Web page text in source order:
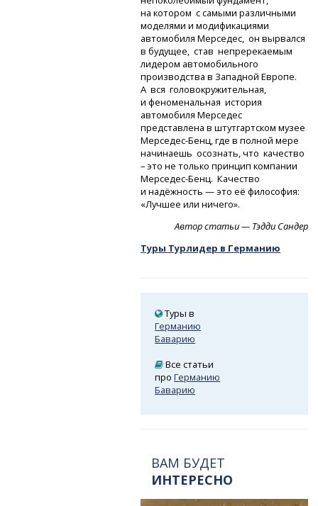
на котором с самыми различными
моделями и модификациями
автомобиля Мерседес, он вырвался
в будущее, став непререкаемым
лидером автомобильного
производства в Западной Европе.
А вся головокружительная,
и феноменальная история
автомобиля Мерседес
представлена в штутгартском музее
Мерседес-Бенц,где в полной мере
начинаешь осознать, что качество
– это не только принцип компании
Мерседес-Бенц. Качество
и надёжность — это её философия:
«Лучшее или ничего».
Автор статьи — Тэдди Сандер
Туры Турлидер в Германию
Туры в
Германию
Баварию
Все статьи
проГерманию
Баварию
ВАМ БУДЕТ
ИНТЕРЕСНО